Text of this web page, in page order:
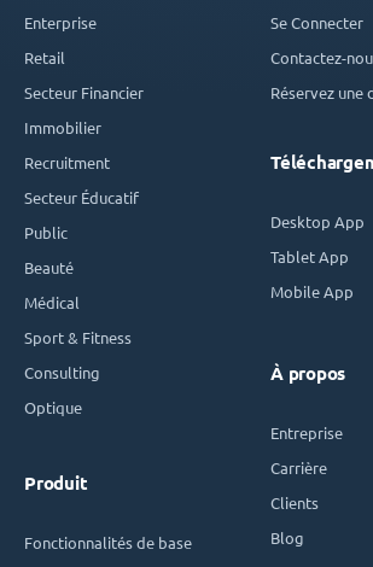
Enterprise
Retail
Secteur Financier
Immobilier
Recruitment
Secteur Éducatif
Public
Beauté
Médical
Sport & Fitness
Consulting
Optique
Produit
Fonctionnalités de base
Se Connecter
Contactez-
Réservez une
Desktop App
Tablet App
Mobile App
À propos
Entreprise
Carrière
Clients
Blog